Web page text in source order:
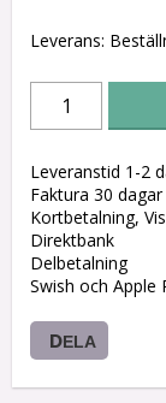
Leverans:
Leveranstid 1-2
Faktura 30
Kortbetalning,
Direktbank
Delbetalning
Swish och Apple
DELA